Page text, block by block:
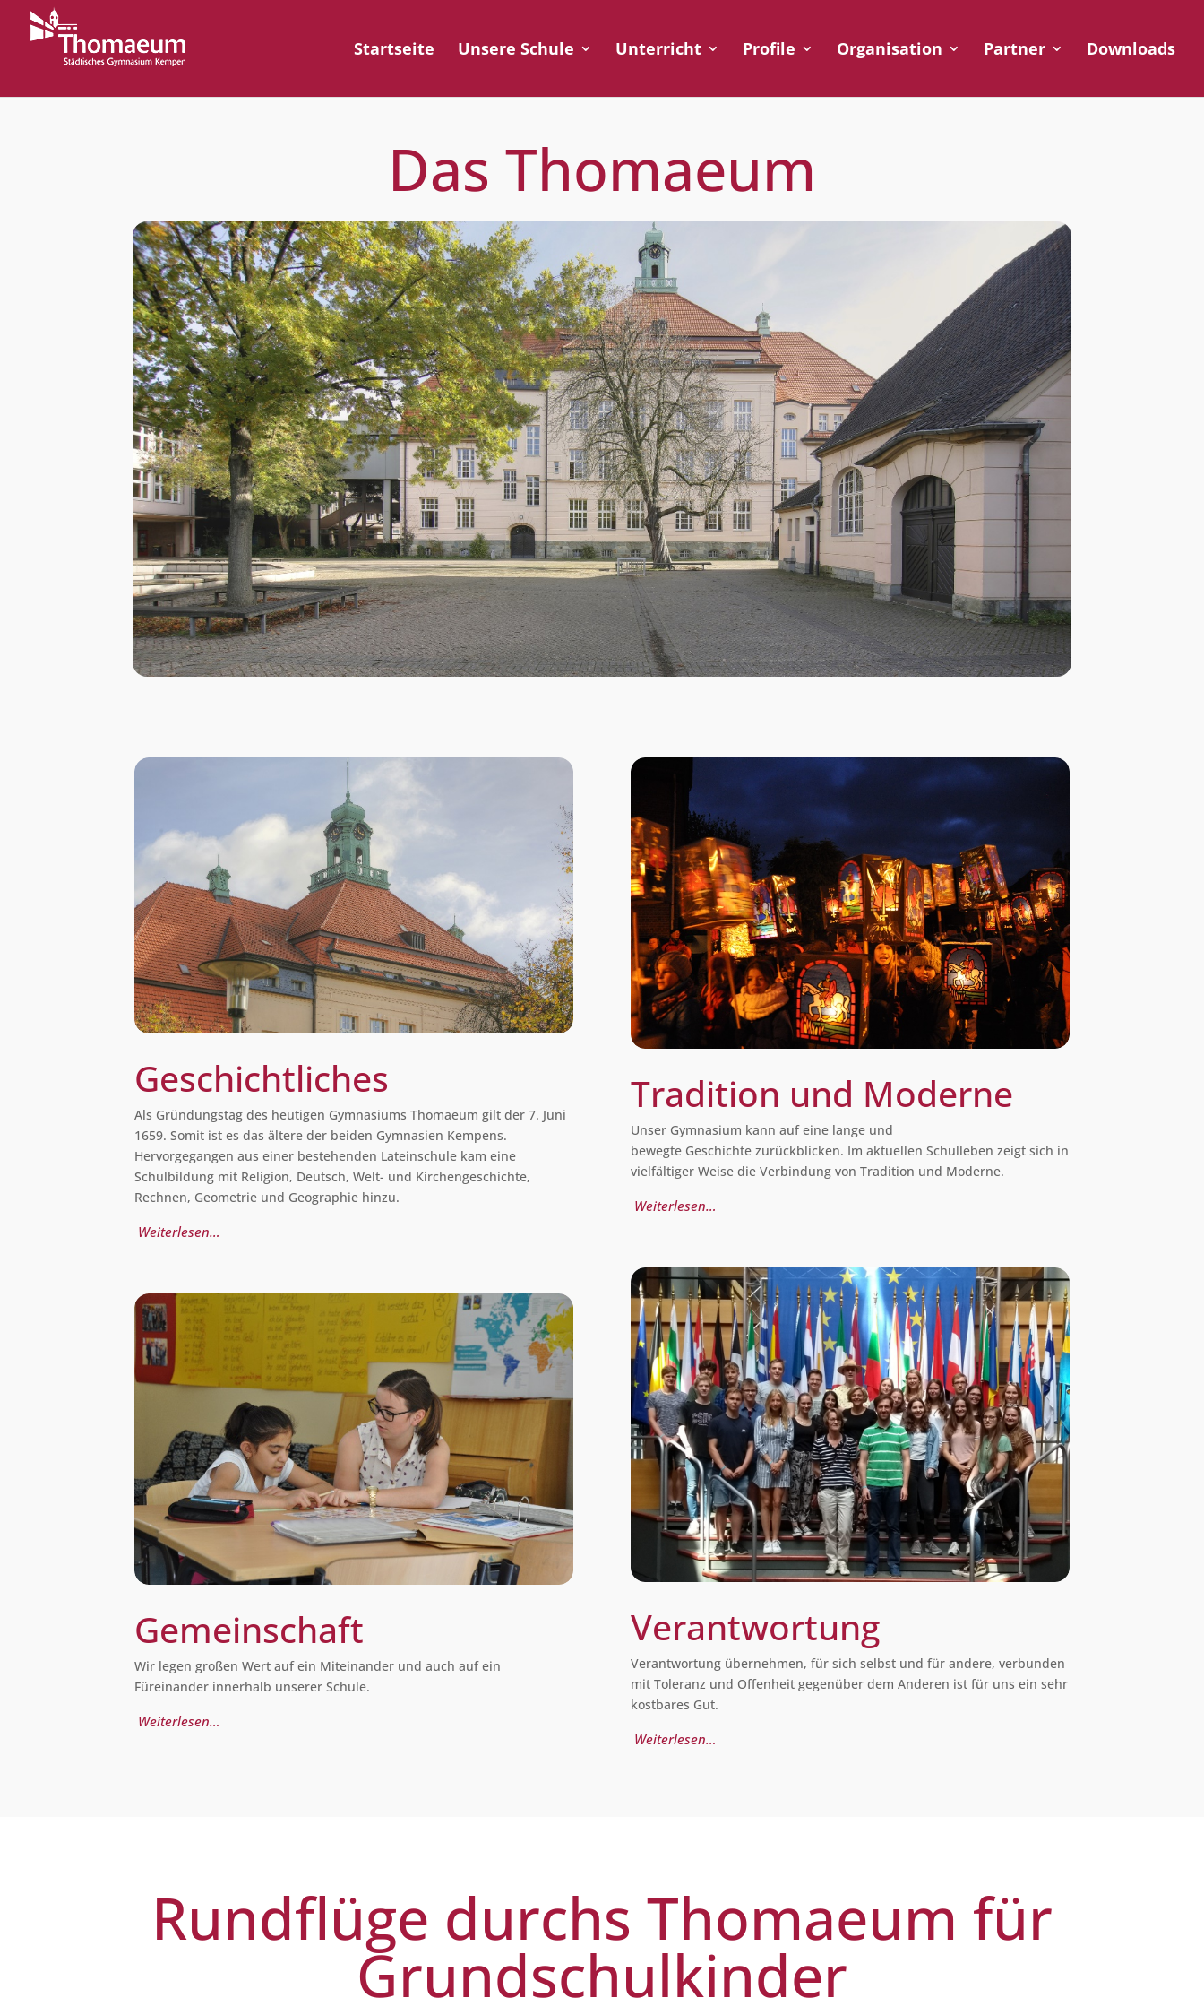
Startseite Unsere Schule Unterricht Profile Organisation Partner Downloads
Das Thomaeum
Geschichtliches
Als Gründungstag des heutigen Gymnasiums Thomaeum gilt der 7. Juni
1659. Somit ist es das ältere der beiden Gymnasien Kempens.
Hervorgegangen aus einer bestehenden Lateinschule kam eine
Schulbildung mit Religion, Deutsch, Welt- und Kirchengeschichte,
Rechnen, Geometrie und Geographie hinzu.
Weiterlesen…
Gemeinschaft
Wir legen großen Wert auf ein Miteinander und auch auf ein
Füreinander innerhalb unserer Schule.
Weiterlesen…
Tradition und Moderne
Unser Gymnasium kann auf eine lange und
bewegte Geschichte zurückblicken. Im aktuellen Schulleben zeigt sich in
vielfältiger Weise die Verbindung von Tradition und Moderne.
Weiterlesen…
Verantwortung
Verantwortung übernehmen, für sich selbst und für andere, verbunden
mit Toleranz und Offenheit gegenüber dem Anderen ist für uns ein sehr
kostbares Gut.
Weiterlesen…
Rundflüge durchs Thomaeum für
Grundschulkinder